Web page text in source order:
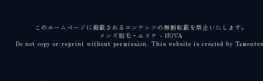
このホームページに掲載されるコンテンツの無断転載を禁止いたします。
メンズ脱毛・エステ - NOVA
Do not copy or reprint without permission. This website is created by